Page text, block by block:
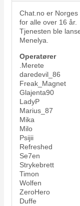
Chat.no er
for alle over 16 år.
Tjenesten ble
Menelya.
Operatører
.Merete
daredevil_86
Freak_Magnet
Glajenta90
LadyP
Marius_87
Mika
Milo
Psijii
Refreshed
Se7en
Strykebrett
Timon
Wolfen
ZeroHero
Duffe